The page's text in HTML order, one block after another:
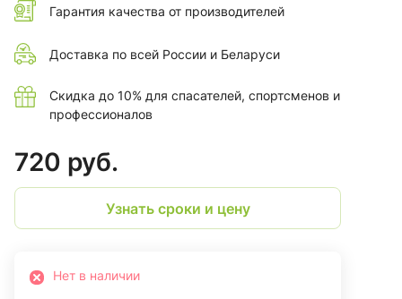
Гарантия качества от производителей
Доставка по всей России и Беларуси
Скидка до 10% для спасателей, спортсменов и
профессионалов
720 руб.
Узнать сроки и цену
Нет в наличии